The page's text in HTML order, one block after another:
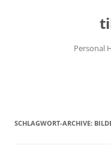
Personal
SCHLAGWORT-ARCHIVE: